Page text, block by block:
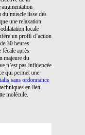
augmentation
muscle lisse des
une relaxation
locale
un profil d’action
30 heures.
après
majeure du
n’est pas influencée
qui permet une
sans ordonnance
en lien
molécule.